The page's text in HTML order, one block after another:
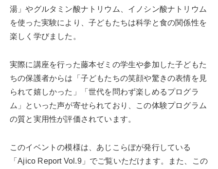
湯」やグルタミン酸ナトリウム、イノシン酸ナトリウム
を使った実験により、子どもたちは科学と食の関係性を
楽しく学びました。
実際に講座を行った藤本ゼミの学生や参加した子どもた
ちの保護者からは「子どもたちの笑顔や驚きの表情を見
られて嬉しかった」「世代を問わず楽しめるプログラ
ム」といった声が寄せられており、この体験プログラム
の質と実用性が評価されています。
このイベントの模様は、あじこらぼが発行している
「Ajico Report Vol.9」でご覧いただけます。また、この